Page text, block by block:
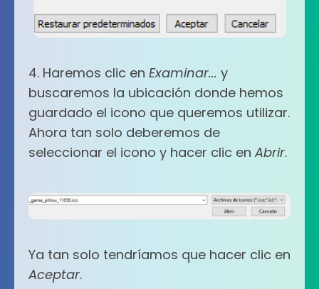
4. Haremos clic en Examinar... y
buscaremos la ubicación donde hemos
guardado el icono que queremos utilizar.
Ahora tan solo deberemos de
seleccionar el icono y hacer clic en Abrir.
Ya tan solo tendríamos que hacer clic en
Aceptar.